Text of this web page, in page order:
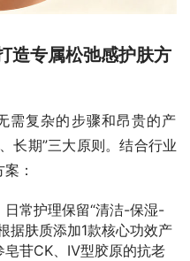
造专属松弛感护肤方
长期”三大原则。结合行业
：
日常护理保留“清洁-保湿-
据肤质添加1款核心功效产
皂苷CK、Ⅳ型胶原的抗老